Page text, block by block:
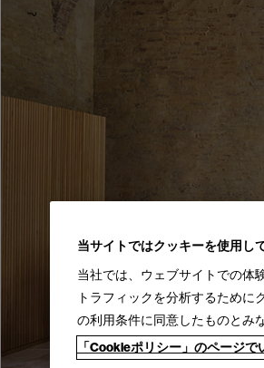
当サイトではクッキーを使用し
当社では、ウェブサイトでの体
トラフィックを分析するために
の利用条件に同意したものとみ
「Cookieポリシー」のページ